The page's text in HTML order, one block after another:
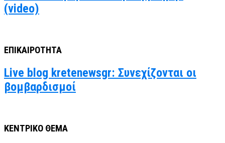
(video)
ΕΠΙΚΑΙΡΟΤΗΤΑ
Live blog kretenewsgr: Συνεχίζονται οι
βομβαρδισμοί
ΚΕΝΤΡΙΚΟ ΘΕΜΑ